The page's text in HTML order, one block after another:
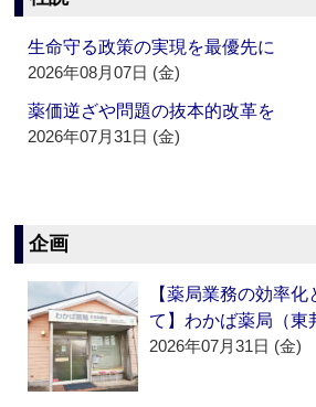
生命守る政策の実現を最優先に
2026年08月07日 (金)
薬価逆ざや問題の抜本的改革を
2026年07月31日 (金)
企画
【薬局業務の効率
て】わかば薬局（東
2026年07月31日 (金)